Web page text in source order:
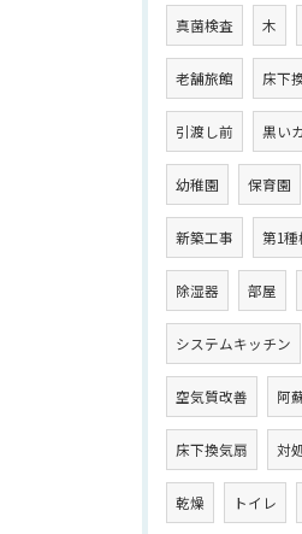
真菌検査 木
老舗旅館 床下
引渡し前 黒い
幼稚園 保育園
新築工事 第1
除湿器 部屋
システムキッチン
空気質改善 阿
床下換気扇 対
乾燥 トイレ